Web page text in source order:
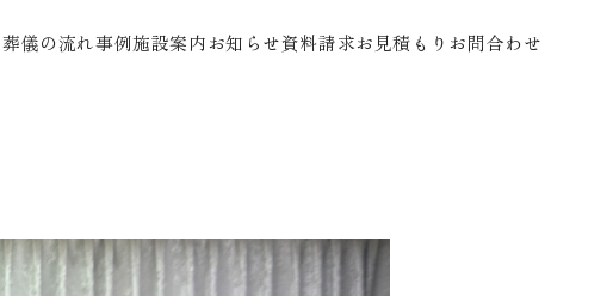
葬儀の流れ事例施設案内 お知らせ資料請求お見積もり お問合わせ